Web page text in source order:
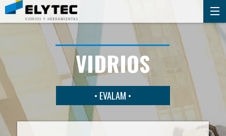
VIDRIOS
• EVALAM •